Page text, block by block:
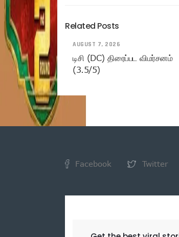
Related Posts
AUGUST 7, 2026
டிசி (DC) திரைப்பட விமர்சனம்
(3.5/5)
Facebook Twitter